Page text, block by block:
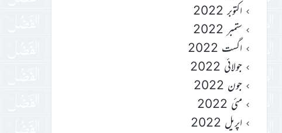
اکتوبر 2022
ستمبر 2022
اگست 2022
جولائی 2022
جون 2022
مئی 2022
اپریل 2022